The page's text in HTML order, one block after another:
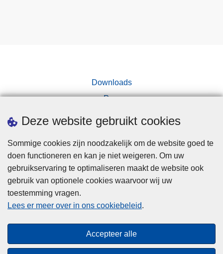
Deze website gebruikt cookies
Sommige cookies zijn noodzakelijk om de website goed te
doen functioneren en kan je niet weigeren. Om uw
gebruikservaring te optimaliseren maakt de website ook
gebruik van optionele cookies waarvoor wij uw
toestemming vragen.
Lees er meer over in ons cookiebeleid.
Accepteer alle
Downloads
Pers
Disclaimer
Privacy
Cookies
Toegankelijkheid